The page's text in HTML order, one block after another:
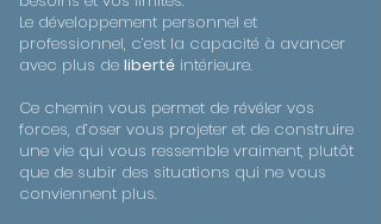
Le développement personnel et
professionnel, c’est la capacité à avancer
avec plus de liberté intérieure.
Ce chemin vous permet de révéler vos
forces, d’oser vous projeter et de construire
une vie qui vous ressemble vraiment, plutôt
que de subir des situations qui ne vous
conviennent plus.